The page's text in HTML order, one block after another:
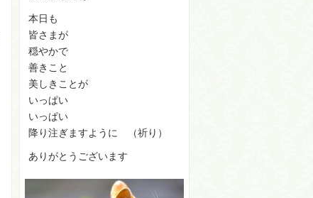
本日も
皆さまが
穏やかで
善きこと
美しきことが
いっぱい
いっぱい
降り注ぎますように （祈り）
ありがとうございます